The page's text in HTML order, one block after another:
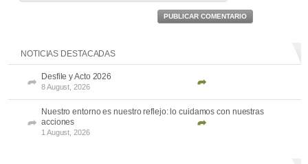
PUBLICAR COMENTARIO
NOTICIAS DESTACADAS
Desfile y Acto 2026
8 August, 2026
Nuestro entorno es nuestro reflejo: lo cuidamos con nuestras
acciones
1 August, 2026